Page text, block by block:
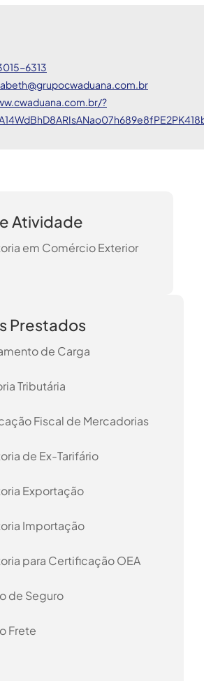
6313
?
Atividade
em Comércio Exterior
Prestados
de Carga
Tributária
Fiscal de Mercadorias
de Ex-Tarifário
Exportação
Importação
para Certificação OEA
de Seguro
Frete